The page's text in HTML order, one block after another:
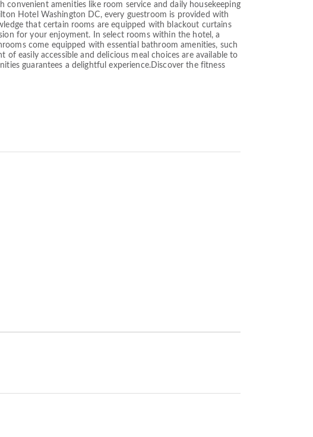
amenities like room service and daily housekeeping
Hotel Washington DC, every guestroom is provided with
that certain rooms are equipped with blackout curtains
for your enjoyment. In select rooms within the hotel, a
come equipped with essential bathroom amenities, such
easily accessible and delicious meal choices are available to
guarantees a delightful experience.Discover the fitness